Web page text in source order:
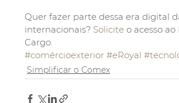
Quer fazer parte dessa era digital
internacionais? Solicite o acesso
Cargo.
#comércioexterior #eRoyal
Simplificar o Comex